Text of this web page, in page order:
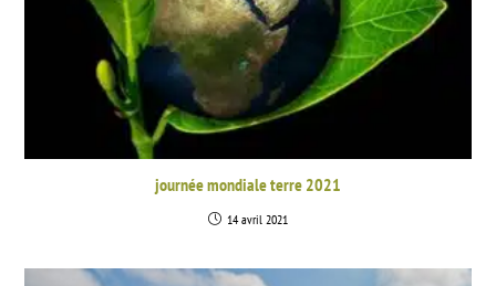
journée mondiale terre 2021
14 avril 2021